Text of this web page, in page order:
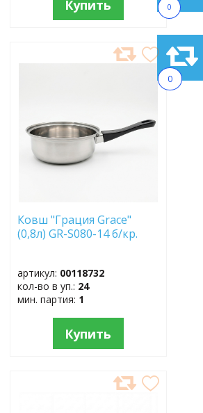
0
0
Купить
Ковш "Грация Grace"
(0,8л) GR-S080-14 б/кр.
артикул: 00118732
кол-во в уп.: 24
мин. партия: 1
Купить